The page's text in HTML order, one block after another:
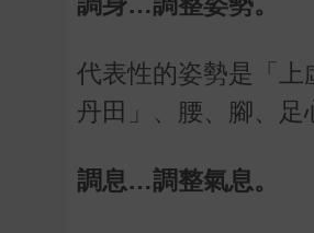
代表性的姿勢是「
丹田」、腰、腳、足
調息…調整氣息。